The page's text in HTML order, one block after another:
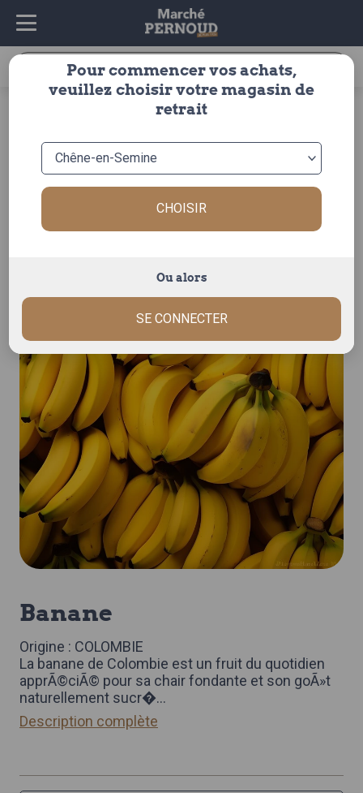
Recherche
fruits & légumes> fruits>
banane
Origine : COLOMBIE
La banane de Colombie est un fruit du quotidien
apprÃ©ciÃ© pour sa chair fondante et son goÃ»t
naturellement sucr�...
Description complète
Pour commencer vos achats,
veuillez choisir votre magasin de
retrait
CHOISIR
Ou alors
SE CONNECTER